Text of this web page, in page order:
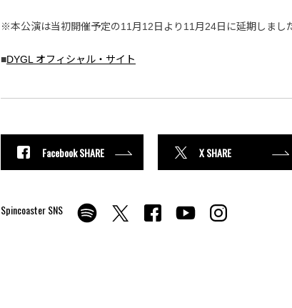
※本公演は当初開催予定の11月12日より11月24日に延期しまし
■DYGL オフィシャル・サイト
Facebook SHARE X SHARE
Spincoaster SNS